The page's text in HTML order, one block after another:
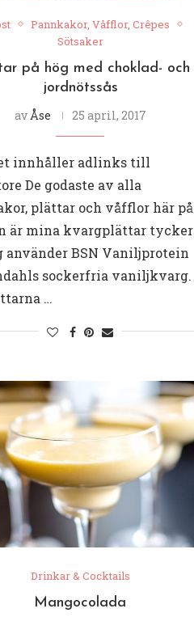
Pannkakor, Våfflor, Crêpes
Sötsaker
på hög med choklad- och
jordnötssås
av Åse 25 april, 2017
innhåller adlinks till
De godaste av alla
plättar och våfflor här på
är mina kvargplättar tycker
använder BSN Vaniljprotein
sockerfria vaniljkvarg.
…
Drinkar & Cocktails
Mangocolada